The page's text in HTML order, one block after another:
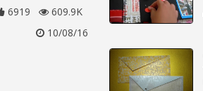
6919
609.9K
10/08/16